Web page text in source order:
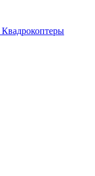
Квадрокоптеры